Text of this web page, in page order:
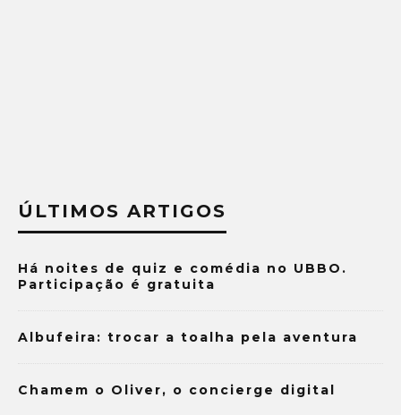
ÚLTIMOS ARTIGOS
Há noites de quiz e comédia no UBBO.
Participação é gratuita
Albufeira: trocar a toalha pela aventura
Chamem o Oliver, o concierge digital